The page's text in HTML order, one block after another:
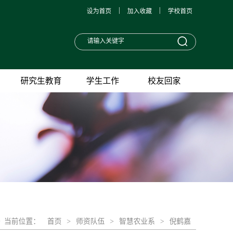
学校首页
加入收藏
设为首页
研究生教育 学生工作 校友回家
当前位置： 首页 > 师资队伍 > 智慧农业系 > 倪鹤嘉